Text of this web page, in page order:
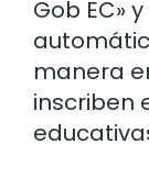
Gob EC»
manera
inscriben